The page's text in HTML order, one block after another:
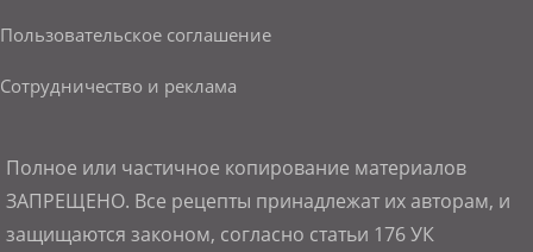
Пользовательское соглашение
Сотрудничество и реклама
Полное или частичное копирование материалов
ЗАПРЕЩЕНО. Все рецепты принадлежат их авторам, и
защищаются законом, согласно статьи 176 УК